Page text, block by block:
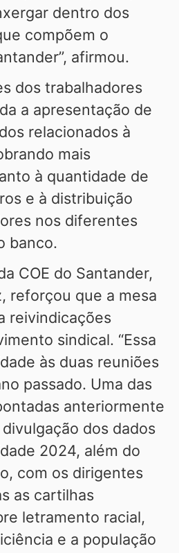
dentro dos
compõem o
afirmou.
dos trabalhadores
a apresentação de
relacionados à
mais
à quantidade de
e à distribuição
nos diferentes
banco.
COE do Santander,
reforçou que a mesa
reivindicações
sindical. “Essa
às duas reuniões
passado. Uma das
anteriormente
dos dados
2024, além do
com os dirigentes
as cartilhas
letramento racial,
e a população